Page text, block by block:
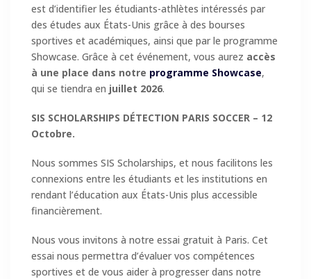
est d’identifier les étudiants-athlètes intéressés par
des études aux États-Unis grâce à des bourses
sportives et académiques, ainsi que par le programme
Showcase. Grâce à cet événement, vous aurez accès
à une place dans notre programme Showcase,
qui se tiendra en juillet 2026.
SIS SCHOLARSHIPS DÉTECTION PARIS SOCCER – 12
Octobre.
Nous sommes SIS Scholarships, et nous facilitons les
connexions entre les étudiants et les institutions en
rendant l’éducation aux États-Unis plus accessible
financièrement.
Nous vous invitons à notre essai gratuit à Paris. Cet
essai nous permettra d’évaluer vos compétences
sportives et de vous aider à progresser dans notre